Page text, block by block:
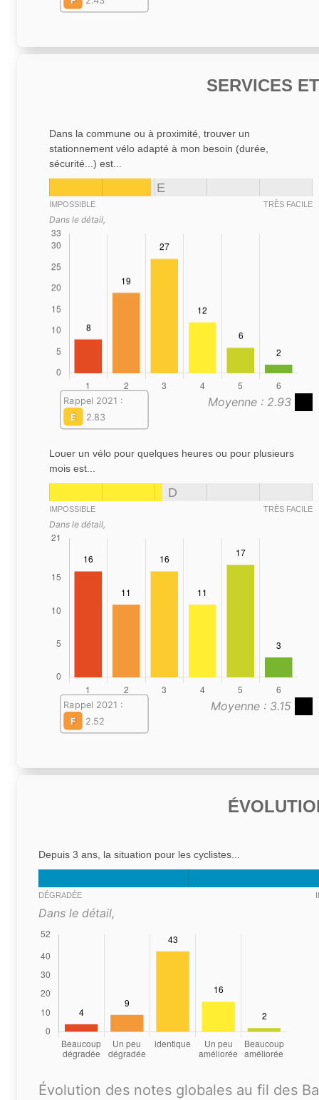
SERVICES
Dans la commune ou à proximité, trouver un
stationnement vélo adapté à mon besoin (durée,
sécurité...) est...
E
IMPOSSIBLE TRÈS FACILE
Dans le détail,
Moyenne : 2.93
Rappel 2021 :
E
2.83
Louer un vélo pour quelques heures ou pour plusieurs
mois est...
D
IMPOSSIBLE TRÈS FACILE
Dans le détail,
Moyenne : 3.15
Rappel 2021 :
F
2.52
Depuis 3 ans, la situation pour les cyclistes...
DÉGRADÉE
Dans le détail,
Évolution des notes globales au fil des